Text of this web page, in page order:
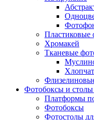
Пластиковые
Хромакей
Тканевые
Фотобоксы и столы
Платформы
Фотобоксы
Фотостолы